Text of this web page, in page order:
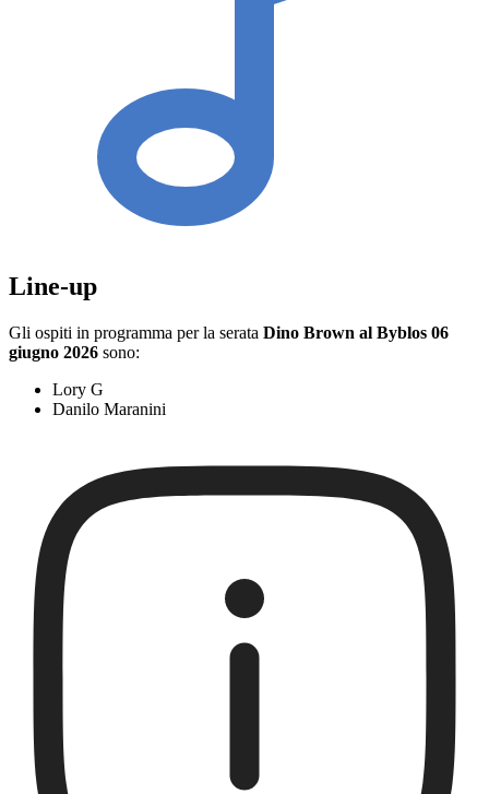
Line-up
Gli ospiti in programma per la serata Dino Brown al Byblos 06
giugno 2026 sono:
Lory G
Danilo Maranini